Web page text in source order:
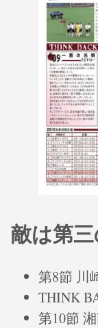
敵は第
第8節 川
THINK
第10節